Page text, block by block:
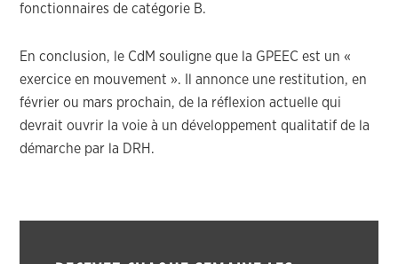
fonctionnaires de catégorie B.
En conclusion, le CdM souligne que la GPEEC est un «
exercice en mouvement ». Il annonce une restitution, en
février ou mars prochain, de la réflexion actuelle qui
devrait ouvrir la voie à un développement qualitatif de la
démarche par la DRH.